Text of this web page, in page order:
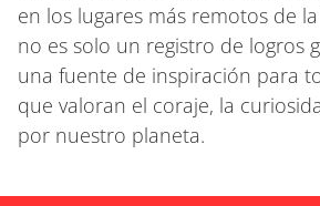
en los lugares más remotos de
no es solo un registro de logros
una fuente de inspiración para
que valoran el coraje, la
por nuestro planeta.